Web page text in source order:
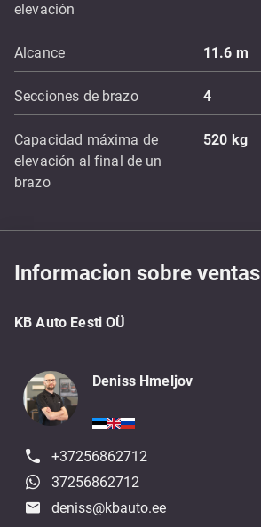
elevación
Alcance 11.6 m
Secciones de brazo 4
Capacidad máxima de
elevación al final de un
brazo
520 kg
Informacion sobre ventas
KB Auto Eesti OÜ
Deniss Hmeljov
+37256862712
37256862712
deniss@kbauto.ee